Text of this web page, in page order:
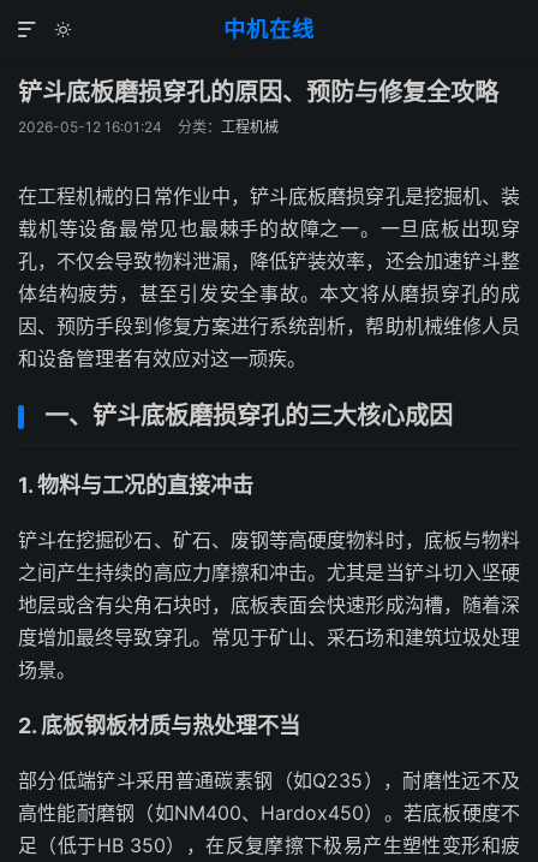
中机在线


铲斗底板磨损穿孔的原因、预防与修复全攻略
2026-05-12 16:01:24 分类： 工程机械
在工程机械的日常作业中，铲斗底板磨损穿孔是挖掘机、装
载机等设备最常见也最棘手的故障之一。一旦底板出现穿
孔，不仅会导致物料泄漏，降低铲装效率，还会加速铲斗整
体结构疲劳，甚至引发安全事故。本文将从磨损穿孔的成
因、预防手段到修复方案进行系统剖析，帮助机械维修人员
和设备管理者有效应对这一顽疾。
一、铲斗底板磨损穿孔的三大核心成因
1. 物料与工况的直接冲击
铲斗在挖掘砂石、矿石、废钢等高硬度物料时，底板与物料
之间产生持续的高应力摩擦和冲击。尤其是当铲斗切入坚硬
地层或含有尖角石块时，底板表面会快速形成沟槽，随着深
度增加最终导致穿孔。常见于矿山、采石场和建筑垃圾处理
场景。
2. 底板钢板材质与热处理不当
部分低端铲斗采用普通碳素钢（如Q235），耐磨性远不及
高性能耐磨钢（如NM400、Hardox450）。若底板硬度不
足（低于HB 350），在反复摩擦下极易产生塑性变形和疲